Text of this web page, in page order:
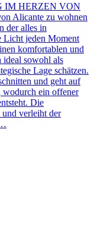
IM HERZEN VON
Alicante zu wohnen
der alles in
Licht jeden Moment
komfortablen und
ideal sowohl als
Lage schätzen.
und geht auf
wodurch ein offener
Die
verleiht der